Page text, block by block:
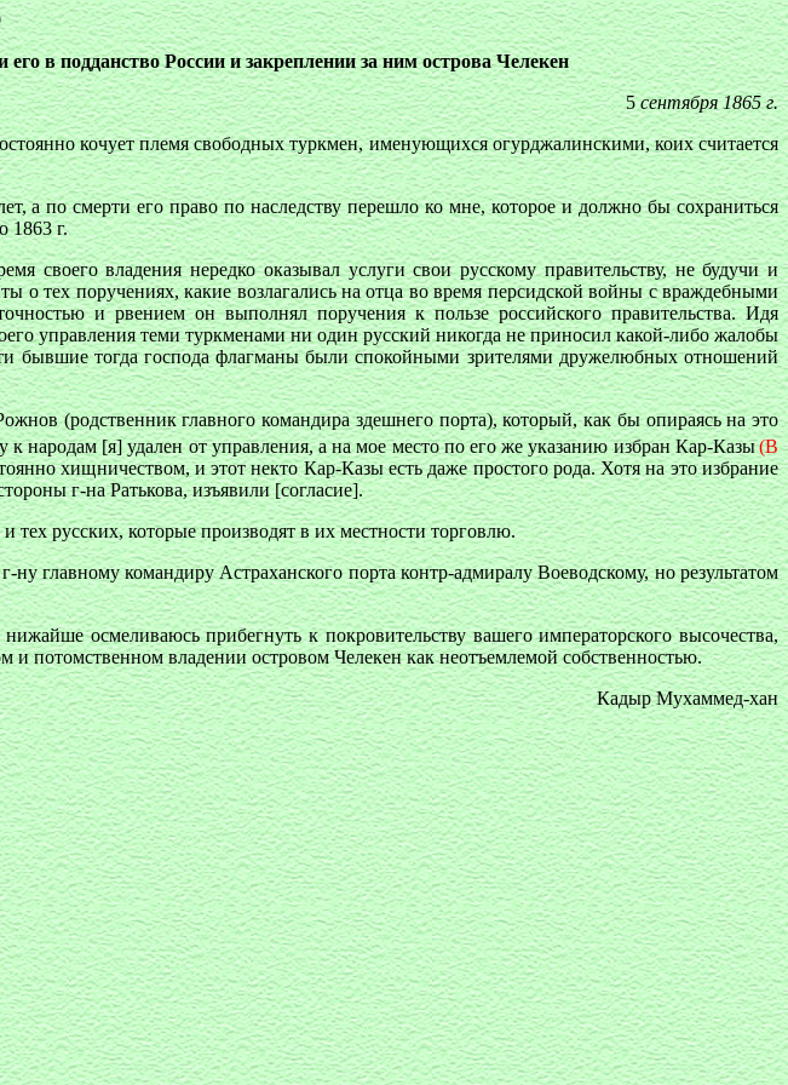
в подданство России и закреплении за ним острова Челекен
5сентября 1865 г.
кочует племя свободных туркмен, именующихся огурджалинскими, коих считается
а по смерти его право по наследству перешло ко мне, которое и должно бы сохраниться
1863 г.
владения нередко оказывал услуги свои русскому правительству, не будучи и
о тех поручениях, какие возлагались на отца во время персидской войны с враждебными
и рвением он выполнял поручения к пользе российского правительства. Идя
управления теми туркменами ни один русский никогда не приносил какой-либо жалобы
бывшие тогда господа флагманы были спокойными зрителями дружелюбных отношений
(родственник главного командира здешнего порта), который, как бы опираясь на это
народам [я] удален от управления, а на мое место по его же указанию избран Кар-Казы(В
хищничеством, и этот некто Кар-Казы есть даже простого рода. Хотя на это избрание
г-на Ратькова, изъявили [согласие].
тех русских, которые производят в их местности торговлю.
главному командиру Астраханского порта контр-адмиралу Воеводскому, но результатом
осмеливаюсь прибегнуть к покровительству вашего императорского высочества,
и потомственном владении островом Челекен как неотъемлемой собственностью.
Кадыр Мухаммед-хан